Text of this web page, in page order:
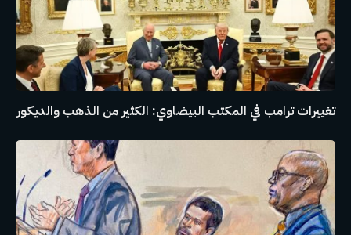
تغييرات ترامب في المكتب البيضاوي: الكثير من الذهب والديكور